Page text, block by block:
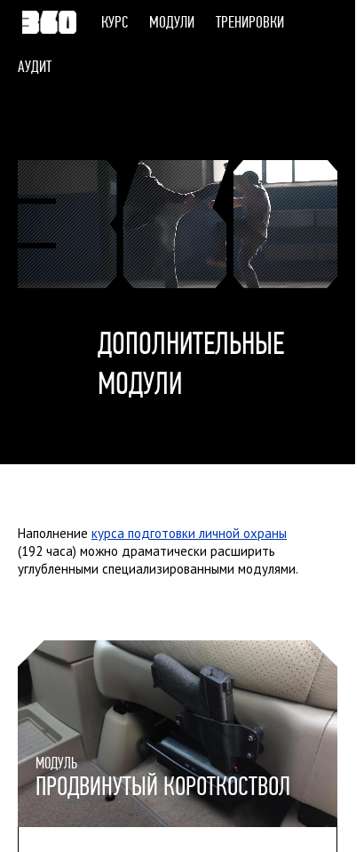
ДОПОЛНИТЕЛЬНЫЕ
МОДУЛИ
Наполнение курса подготовки личной охраны
(192 часа) можно драматически расширить
углубленными специализированными модулями.
МОДУЛЬ
ПРОДВИНУТЫЙ КОРОТКОСТВОЛ
КУРС МОДУЛИ ТРЕНИРОВКИ
АУДИТ